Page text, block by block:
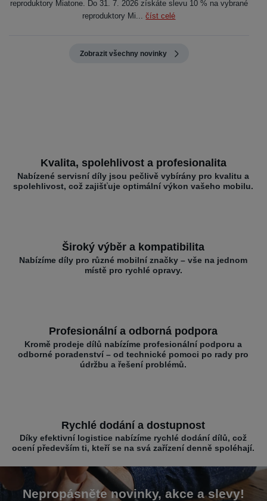
reproduktory Miatone. Do 31. 7. 2026 získáte slevu 10 % na vybrané
reproduktory Mi...číst celé
Zobrazit všechny novinky
Kvalita, spolehlivost a profesionalita
Nabízené servisní díly jsou pečlivě vybírány pro kvalitu a
spolehlivost, což zajišťuje optimální výkon vašeho mobilu.
Široký výběr a kompatibilita
Nabízíme díly pro různé mobilní značky – vše na jednom
místě pro rychlé opravy.
Profesionální a odborná podpora
Kromě prodeje dílů nabízíme profesionální podporu a
odborné poradenství – od technické pomoci po rady pro
údržbu a řešení problémů.
Rychlé dodání a dostupnost
Díky efektivní logistice nabízíme rychlé dodání dílů, což
ocení především ti, kteří se na svá zařízení denně spoléhají.
Nepropásněte novinky, akce a slevy!